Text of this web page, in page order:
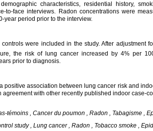
characteristics, residential history,
to-face interviews. Radon concentrations were
year period prior to the interview.
were included in the study. After adjustment
the risk of lung cancer increased by 4% per
prior to diagnosis.
positive association between lung cancer risk and
agreement with other recently published indoor case-
témoins , Cancer du poumon , Radon , Tabagisme ,
study , Lung cancer , Radon , Tobacco smoke ,